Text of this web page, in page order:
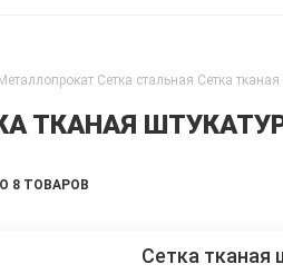
Металлопрокат Сетка стальная Сетка
ТКАНАЯ
8 ТОВАРОВ
Сетка тканая